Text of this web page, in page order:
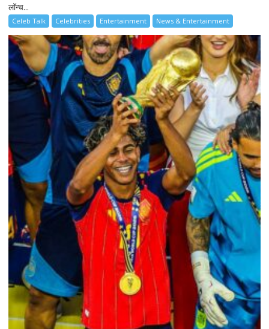
लॉन्च...
Celeb Talk Celebrities Entertainment News & Entertainment